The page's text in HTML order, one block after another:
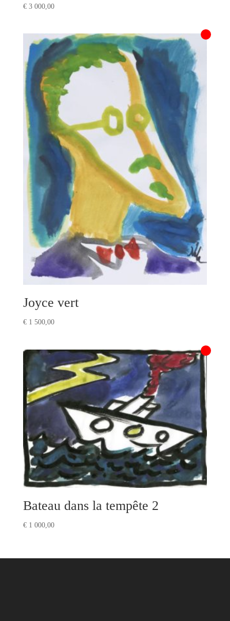
€3 000,00
Joyce vert
€1 500,00
Bateau dans la tempête 2
€1 000,00